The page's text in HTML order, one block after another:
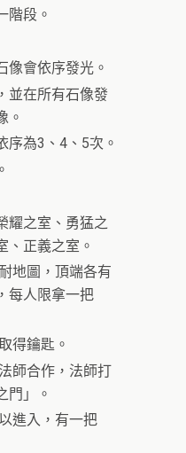
階段。
像會依序發光。
並在所有石像發
。
序為3、4、5次。
耀之室、勇猛之
、正義之室。
地圖，頂端各有
每人限拿一把
得鑰匙。
師合作，法師打
門」。
進入，有一把